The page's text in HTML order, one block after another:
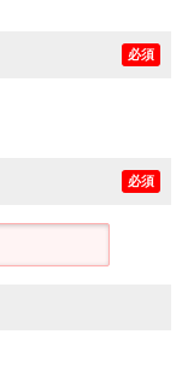
必須
必須